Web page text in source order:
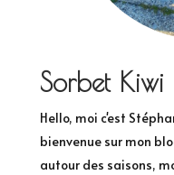
Sorbet Kiwi
Hello, moi c'est
bienvenue sur mon
autour des saisons,